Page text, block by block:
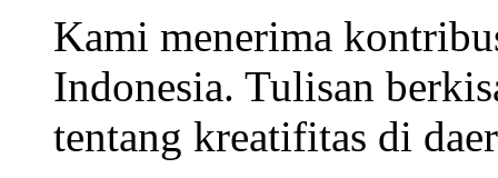
Kami menerima
Indonesia. Tulisan
tentang kreatifitas di